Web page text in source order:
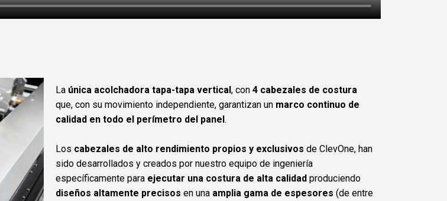
La única acolchadora tapa-tapa vertical , con 4 cabezales de costura
que, con su movimiento independiente, garantizan un marco continuo de
calidad en todo el perímetro del panel .
Los cabezales de alto rendimiento propios y exclusivos de ClevOne, han
sido desarrollados y creados por nuestro equipo de ingeniería
específicamente para ejecutar una costura de alta calidad produciendo
diseños altamente precisos en una amplia gama de espesores (de entre